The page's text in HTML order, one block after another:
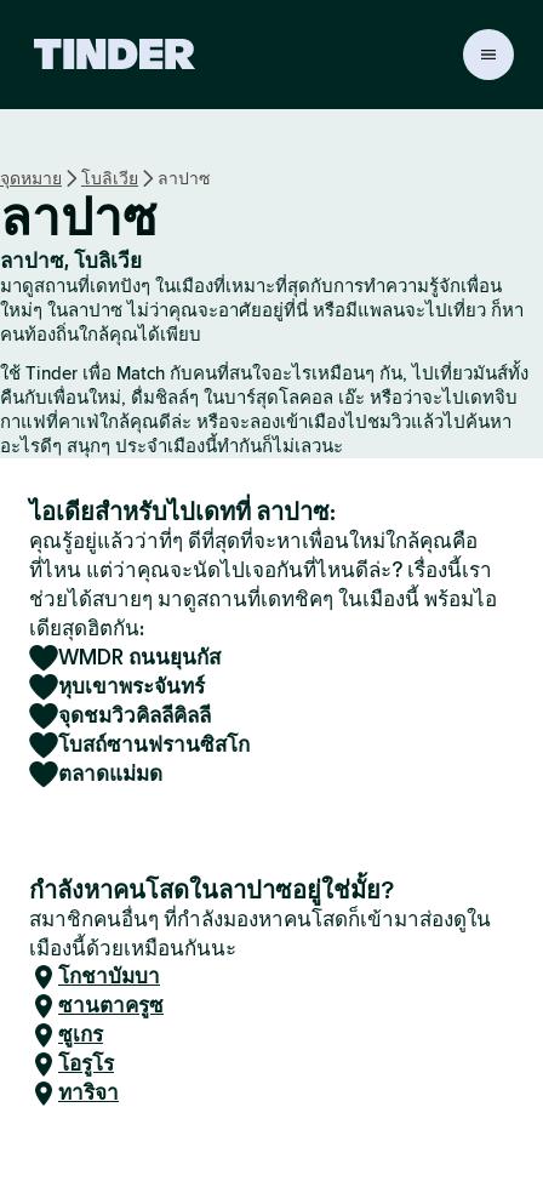
ก
d
e
จุดหมาย โบลิเวีย ลาปาซ
ลาปาซ
ลาปาซ, โบลิเวีย
มาดูสถานที่เดทปังๆ ในเมืองที่เหมาะที่สุดกับการทำความรู้จักเพื่อน
ใหม่ๆ ในลาปาซ ไม่ว่าคุณจะอาศัยอยู่ที่นี่ หรือมีแพลนจะไปเที่ยว ก็หา
คนท้องถิ่นใกล้คุณได้เพียบ
ใช้ Tinder เพื่อ Match กับคนที่สนใจอะไรเหมือนๆ กัน, ไปเที่ยวมันส์ทั้ง
คืนกับเพื่อนใหม่, ดื่มชิลล์ๆ ในบาร์สุดโลคอล เอ๊ะ หรือว่าจะไปเดทจิบ
กาแฟที่คาเฟ่ใกล้คุณดีล่ะ หรือจะลองเข้าเมืองไปชมวิวแล้วไปค้นหา
อะไรดีๆ สนุกๆ ประจำเมืองนี้ทำกันก็ไม่เลวนะ
ไอเดียสำหรับไปเดทที่ ลาปาซ:
คุณรู้อยู่แล้วว่าที่ๆ ดีที่สุดที่จะหาเพื่อนใหม่ใกล้คุณคือ
ที่ไหน แต่ว่าคุณจะนัดไปเจอกันที่ไหนดีล่ะ? เรื่องนี้เรา
ช่วยได้สบายๆ มาดูสถานที่เดทชิคๆ ในเมืองนี้ พร้อมไอ
เดียสุดฮิตกัน:
WMDR ถนนยุนกัส
หุบเขาพระจันทร์
จุดชมวิวคิลลีคิลลี
โบสถ์ซานฟรานซิสโก
ตลาดแม่มด
กำลังหาคนโสดในลาปาซอยู่ใช่มั้ย?
สมาชิกคนอื่นๆ ที่กำลังมองหาคนโสดก็เข้ามาส่องดูใน
เมืองนี้ด้วยเหมือนกันนะ
โกชาบัมบา
ซานตาครูซ
ซูเกร
โอรูโร
ทาริจา